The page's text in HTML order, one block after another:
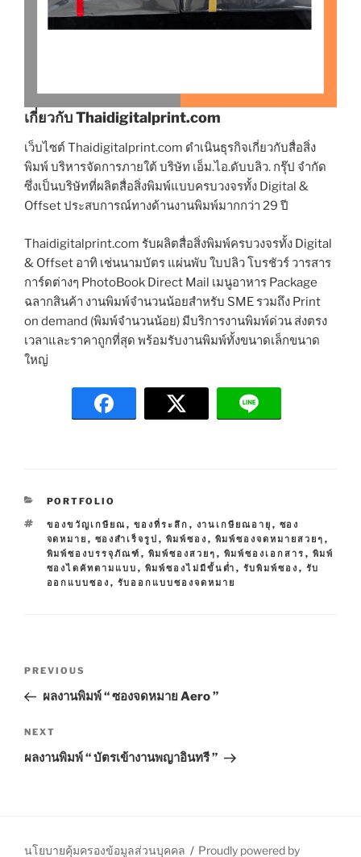
เกี่ยวกับ Thaidigitalprint.com
เว็บไซต์ Thaidigitalprint.com ดำเนินธุรกิจเกี่ยวกับสื่อสิ่ง
พิมพ์ บริหารจัดการภายใต้ บริษัท เอ็ม.ไอ.ดับบลิว. กรุ๊ป จำกัด
ซึ่งเป็นบริษัทที่ผลิตสื่อสิ่งพิมพ์แบบครบวงจรทั้ง Digital &
Offset ประสบการณ์ทางด้านงานพิมพ์มากกว่า 29 ปี
Thaidigitalprint.com รับผลิตสื่อสิ่งพิมพ์ครบวงจรทั้ง Digital
& Offset อาทิ เช่นนามบัตร แผ่นพับ ใบปลิว โบรชัวร์ วารสาร
การ์ดต่างๆ PhotoBook Direct Mail เมนูอาหาร Package
ฉลากสินค้า งานพิมพ์จำนวนน้อยสำหรับ SME รวมถึง Print
on demand (พิมพ์จำนวนน้อย) มีบริการงานพิมพ์ด่วน ส่งตรง
เวลาและราคาถูกที่สุด พร้อมรับงานพิมพ์ทั้งขนาดเล็กขนาด
ใหญ่
C
T
E
G
O
R
PORTFOLIO
T
A
G
S
ของขวัญเกษียณ, ของที่ระลึก , งานเกษียณอายุ , ซอง
จดหมาย , ซองสำเร็จรูป , พิมพ์ซอง , พิมพ์ซองจดหมายสวยๆ ,
พิมพ์ซองบรรจุภัณฑ์ , พิมพ์ซองสวยๆ , พิมพ์ซองเอกสาร , พิมพ์
ซองไดคัทตามแบบ , พิมพ์ซองไม่มีขั้นต่ำ , รับพิมพ์ซอง , รับ
ออกแบบซอง , รับออกแบบซองจดหมาย
s
t
n
g
P
r
v
o
PREVIOUS
ผลงานพิมพ์ “ ซองจดหมาย Aero ”
N
e
s
NEXT
ผลงานพิมพ์ “ บัตรเข้างานพญาอินทรี ”
นโยบายคุ้มครองข้อมูลส่วนบุคคล Proudly powered by